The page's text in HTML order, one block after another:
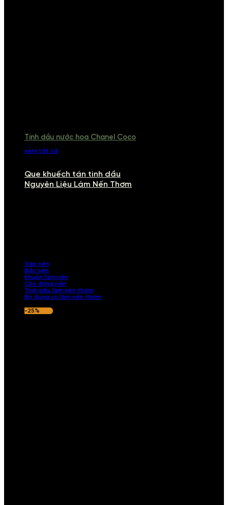
Tinh dầu nước hoa Chanel Coco
xem tất cả
Que khuếch tán tinh dầu
Nguyên Liệu Làm Nến Thơm
Sáp nến
Bấc nến
Khuôn làm nến
Cốc đựng nến
Tinh dầu làm nến thơm
Bộ dụng cụ làm nến thơm
-25%